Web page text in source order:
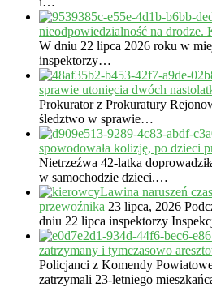
nieodpowiedzialność na
W dniu 22 lipca 2026 roku w
inspektorzy…
sprawie utonięcia dwóch
Prokurator z Prokuratury
śledztwo w sprawie…
spowodowała kolizję, po dzieci
Nietrzeźwa 42-latka
w samochodzie dzieci.…
Lawina naruszeń
przewoźnika 23 lipca, 2026
dniu 22 lipca inspektorzy
zatrzymany i tymczasowo
Policjanci z Komendy
zatrzymali 23-letniego